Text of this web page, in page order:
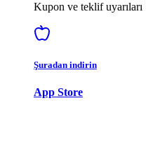
Kupon ve teklif uyarıları
Şuradan indirin
App Store